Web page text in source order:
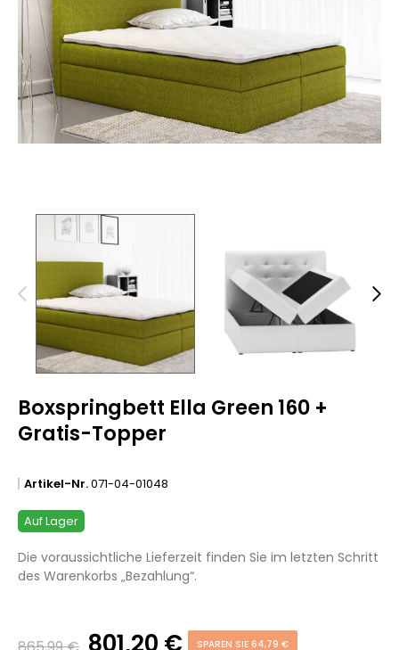
Boxspringbett Ella Green 160 +
Gratis-Topper
Artikel-Nr.071-04-01048
Auf Lager
Die voraussichtliche Lieferzeit finden Sie im letzten Schritt
des Warenkorbs „Bezahlung“.
SPAREN SIE 64,79 €